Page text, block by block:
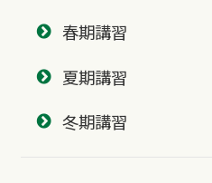
春期講習
夏期講習
冬期講習